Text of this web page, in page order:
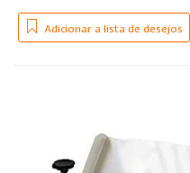
Adicionar a lista de desejos